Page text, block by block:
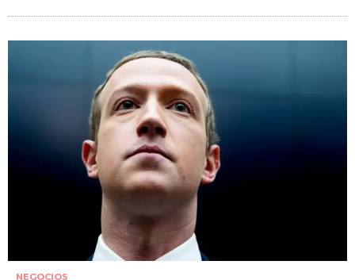
NEGOCIOS